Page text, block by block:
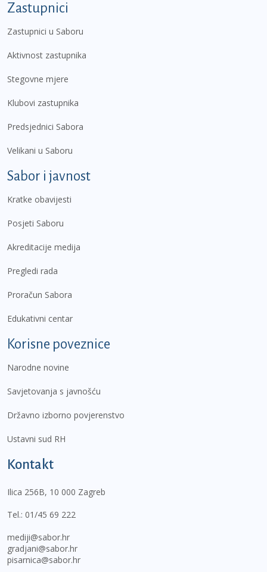
Zastupnici
Zastupnici u Saboru
Aktivnost zastupnika
Stegovne mjere
Klubovi zastupnika
Predsjednici Sabora
Velikani u Saboru
Sabor i javnost
Kratke obavijesti
Posjeti Saboru
Akreditacije medija
Pregledi rada
Proračun Sabora
Edukativni centar
Korisne poveznice
Narodne novine
Savjetovanja s javnošću
Državno izborno povjerenstvo
Ustavni sud RH
Kontakt
Ilica 256B, 10 000 Zagreb
Tel.: 01/45 69 222
mediji@sabor.hr
gradjani@sabor.hr
pisarnica@sabor.hr